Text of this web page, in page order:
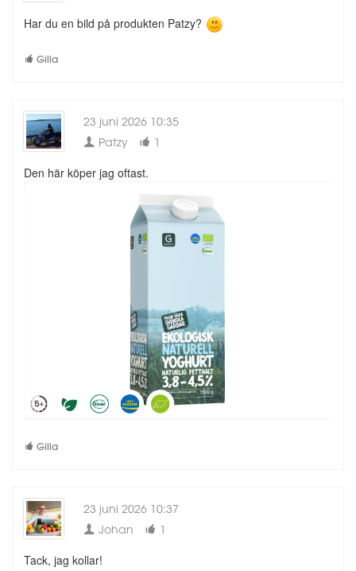
Har du en bild på produkten Patzy?
Gilla
23 juni 2026 10:35
Patzy
1
Den här köper jag oftast.
Gilla
23 juni 2026 10:37
Johan
1
Tack, jag kollar!